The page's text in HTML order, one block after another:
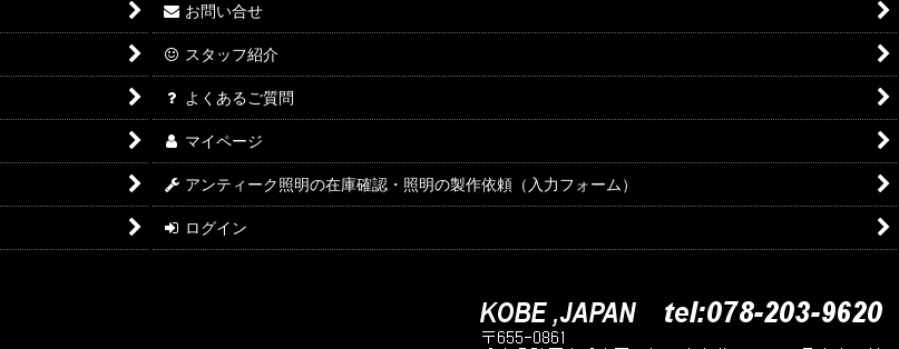
お問い合せ
スタッフ紹介
よくあるご質問
マイページ
アンティーク照明の在庫確認・照明の製作依頼（入力フォーム）
ログイン